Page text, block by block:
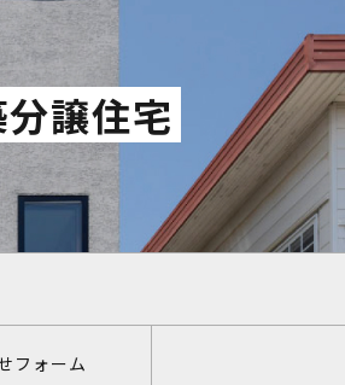
譲住宅
フォーム